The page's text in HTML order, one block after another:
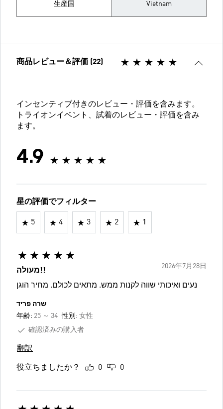
生産国 Vietnam
商品レビュー＆評価 (22)
インセンティブ付きのレビュー・評価を含みます。
トライオンイベント、試着のレビュー・評価を含み
ます。
4.9
星の評価でフィルター
5 4 3 2 1
2026年7月28日
מעולה!!
נעים ואיכותי שווה לקנות ממש. מתאים לכולם. מחיר הוגן
שרה פריד
年齢: 25 ～ 34 性別: 女性
確認済みの購入者
翻訳
役立ちましたか？ 0 0